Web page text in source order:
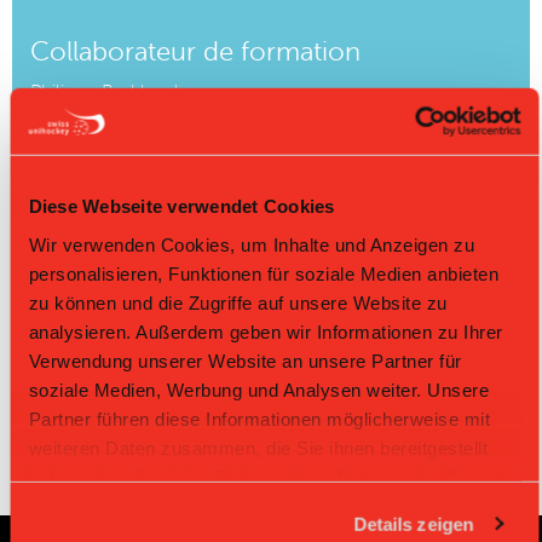
Diese Webseite verwendet Cookies
Wir verwenden Cookies, um Inhalte und Anzeigen zu
personalisieren, Funktionen für soziale Medien anbieten
zu können und die Zugriffe auf unsere Website zu
analysieren. Außerdem geben wir Informationen zu Ihrer
Verwendung unserer Website an unsere Partner für
soziale Medien, Werbung und Analysen weiter. Unsere
Partner führen diese Informationen möglicherweise mit
weiteren Daten zusammen, die Sie ihnen bereitgestellt
Details zeigen
Collaborateur de formation
Philippe Burkhard
Tel. +41 31 330 24 95
philippe.burkhard@swissunihockey.ch
Collaborateur de formation
(Administration des cours)
Yanick Etter
Tel. +41 31 330 23 12
trainerbildung@swissunihockey.ch